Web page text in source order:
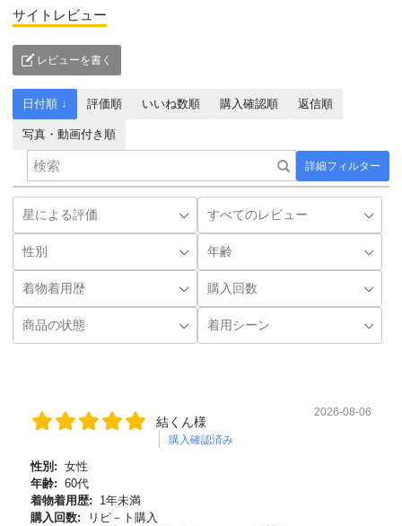
サイトレビュー
レビューを書く
詳細フィルター
日付順 ↓ 評価順 いいね数順 購入確認順 返信順
写真・動画付き順
結くん様
購入確認済み
2026-08-06
性別: 女性
年齢: 60代
着物着用歴:
1年未満
購入回数:
リピ－ト購入